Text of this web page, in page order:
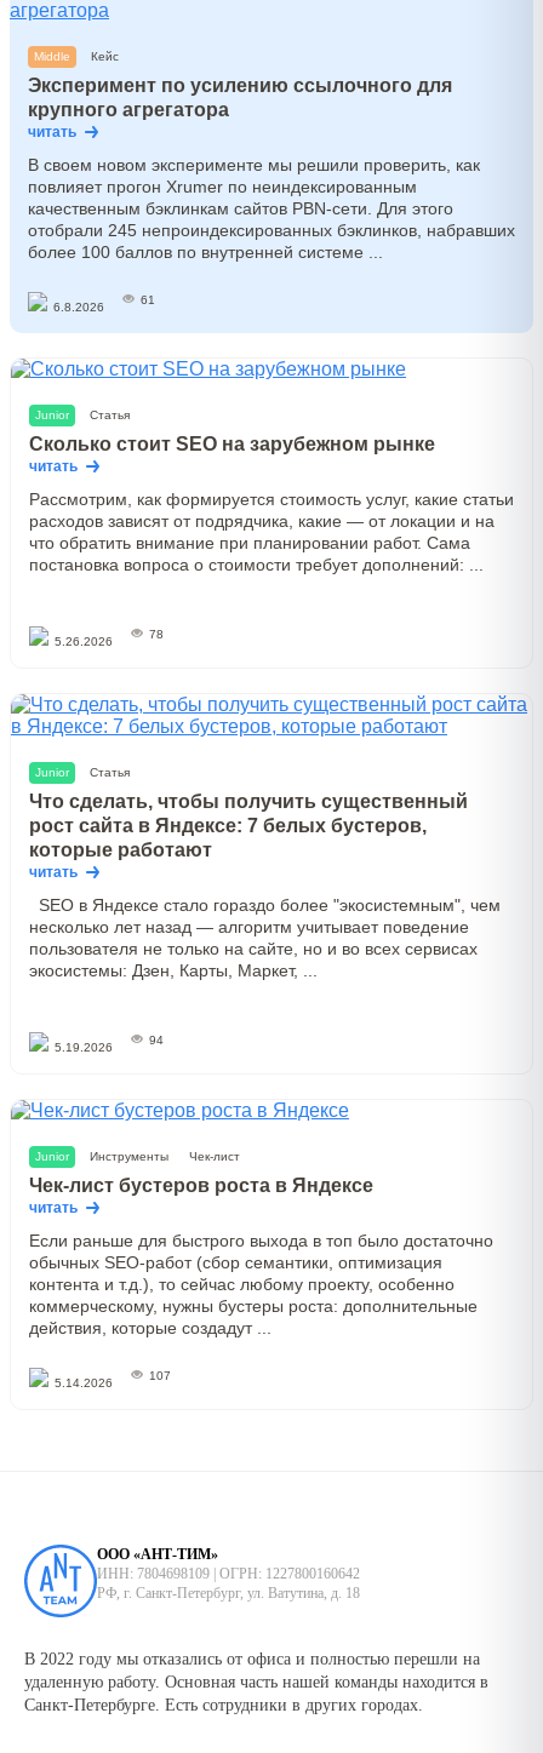
Middle Кейс
Эксперимент по усилению ссылочного для
крупного агрегатора
читать
В своем новом эксперименте мы решили проверить, как
повлияет прогон Xrumer по неиндексированным
качественным бэклинкам сайтов PBN-сети. Для этого
отобрали 245 непроиндексированных бэклинков, набравших
более 100 баллов по внутренней системе ...
6.8.2026
61
Junior Статья
Сколько стоит SEO на зарубежном рынке
читать
Рассмотрим, как формируется стоимость услуг, какие статьи
расходов зависят от подрядчика, какие — от локации и на
что обратить внимание при планировании работ. Сама
постановка вопроса о стоимости требует дополнений: ...
5.26.2026
78
Junior Статья
Что сделать, чтобы получить существенный
рост сайта в Яндексе: 7 белых бустеров,
которые работают
читать
SEO в Яндексе стало гораздо более "экосистемным", чем
несколько лет назад — алгоритм учитывает поведение
пользователя не только на сайте, но и во всех сервисах
экосистемы: Дзен, Карты, Маркет, ...
5.19.2026
94
Junior Инструменты Чек-лист
Чек-лист бустеров роста в Яндексе
читать
Если раньше для быстрого выхода в топ было достаточно
обычных SEO-работ (сбор семантики, оптимизация
контента и т.д.), то сейчас любому проекту, особенно
коммерческому, нужны бустеры роста: дополнительные
действия, которые создадут ...
5.14.2026
107
ООО «АНТ-ТИМ»
ИНН: 7804698109 | ОГРН: 1227800160642
РФ, г. Санкт-Петербург, ул. Ватутина, д. 18
В 2022 году мы отказались от офиса и полностью перешли на
удаленную работу. Основная часть нашей команды находится в
Санкт-Петербурге. Есть сотрудники в других городах.